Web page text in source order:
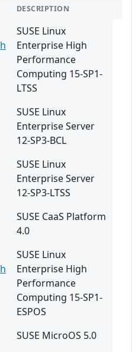
DESCRIPTION
SUSE Linux
Enterprise High
Performance
Computing 15-SP1-
LTSS
SUSE Linux
Enterprise Server
12-SP3-BCL
SUSE Linux
Enterprise Server
12-SP3-LTSS
SUSE CaaS Platform
4.0
SUSE Linux
Enterprise High
Performance
Computing 15-SP1-
ESPOS
SUSE MicroOS 5.0